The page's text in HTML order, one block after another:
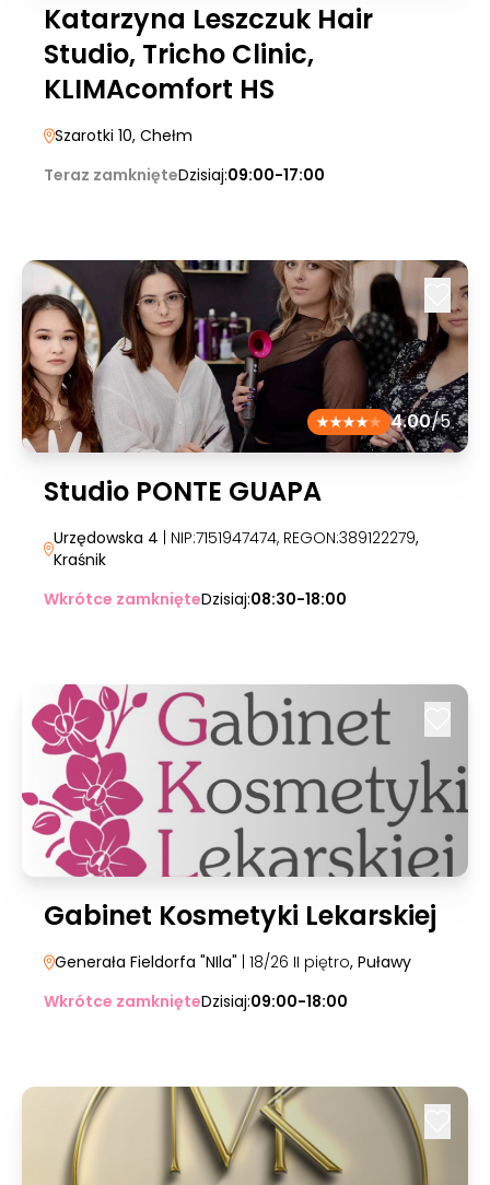
Katarzyna Leszczuk Hair
Studio, Tricho Clinic,
KLIMAcomfort HS
Szarotki 10, Chełm
Teraz zamknięteDzisiaj:09:00-17:00
4.00/5
Studio PONTE GUAPA
Urzędowska 4 | NIP:7151947474, REGON:389122279,
Kraśnik
Wkrótce zamknięteDzisiaj:08:30-18:00
Gabinet Kosmetyki Lekarskiej
Generała Fieldorfa "NIla" | 18/26 II piętro, Puławy
Wkrótce zamknięteDzisiaj:09:00-18:00